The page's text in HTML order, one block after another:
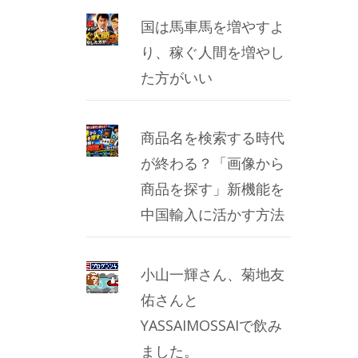
国は馬車馬を増やすよ
り、稼ぐ人間を増やし
た方がいい
商品名を検索する時代
が終わる？「画像から
商品を探す」新機能を
中国輸入に活かす方法
小山一輝さん、菊地友
佑さんと
YASSAIMOSSAIで飲み
ました。